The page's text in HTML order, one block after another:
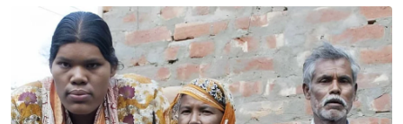
Isu import udang Thailand
dijangka selesai pertengahan
bulan ini – Mohamad Sabu